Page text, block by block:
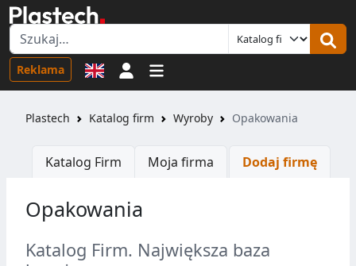
Reklama Logowanie
Plastech Katalog firm Wyroby Opakowania
Katalog Firm Moja firma Dodaj firmę
Opakowania
Katalog Firm. Największa baza